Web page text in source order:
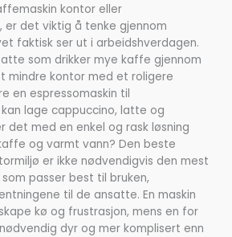
kontor eller
det viktig å tenke gjennom
faktisk ser ut i arbeidshverdagen.
som drikker mye kaffe gjennom
mindre kontor med et roligere
en espressomaskin til
lage cappuccino, latte og
det med en enkel og rask løsning
og varmt vann? Den beste
er ikke nødvendigvis den mest
passer best til bruken,
til de ansatte. En maskin
kø og frustrasjon, mens en for
dyr og mer komplisert enn